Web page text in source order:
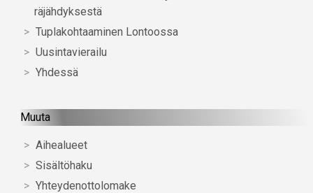
räjähdyksestä
Tuplakohtaaminen Lontoossa
Uusintavierailu
Yhdessä
Muuta
Aihealueet
Sisältöhaku
Yhteydenottolomake